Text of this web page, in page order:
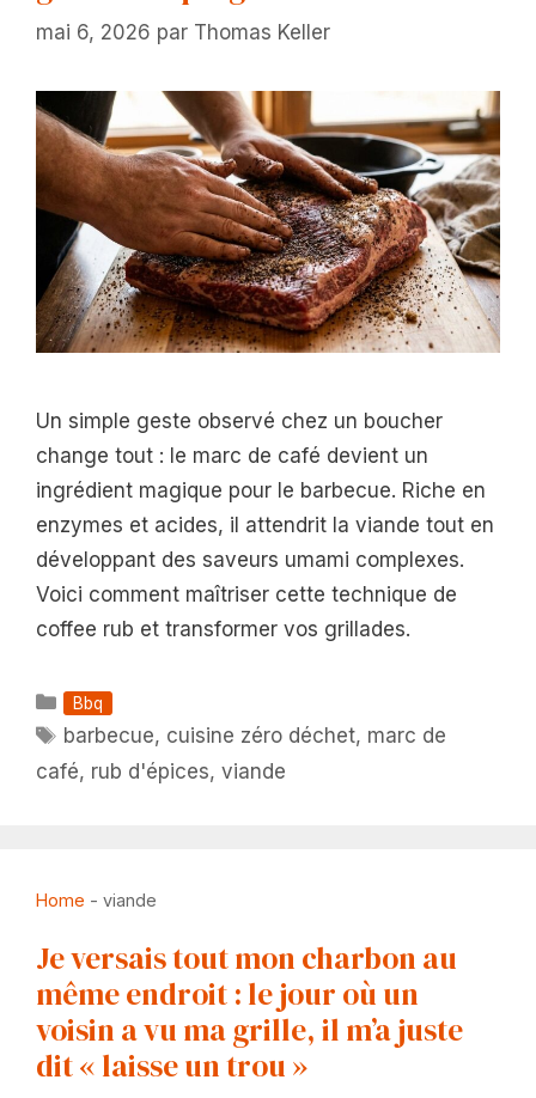
mai 6, 2026 par Thomas Keller
Un simple geste observé chez un boucher
change tout : le marc de café devient un
ingrédient magique pour le barbecue. Riche en
enzymes et acides, il attendrit la viande tout en
développant des saveurs umami complexes.
Voici comment maîtriser cette technique de
coffee rub et transformer vos grillades.
Catégories
Bbq
Étiquettes
barbecue, cuisine zéro déchet, marc de
café, rub d'épices, viande
Home - viande
Je versais tout mon charbon au
même endroit : le jour où un
voisin a vu ma grille, il m’a juste
dit « laisse un trou »